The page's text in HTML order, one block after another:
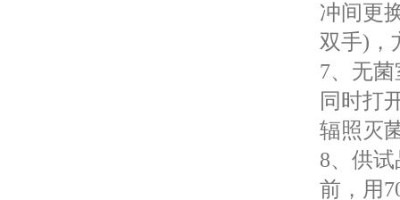
冲间更
双手)，
7、无
同时打
辐照灭
8、供
前，用